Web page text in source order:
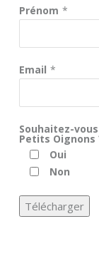
Prénom *
Email *
Souhaitez-
Petits Oignons
Oui
Non
Télécharger